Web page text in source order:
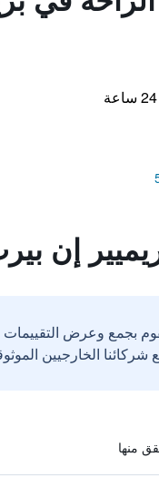
إن
بجمع وعرض